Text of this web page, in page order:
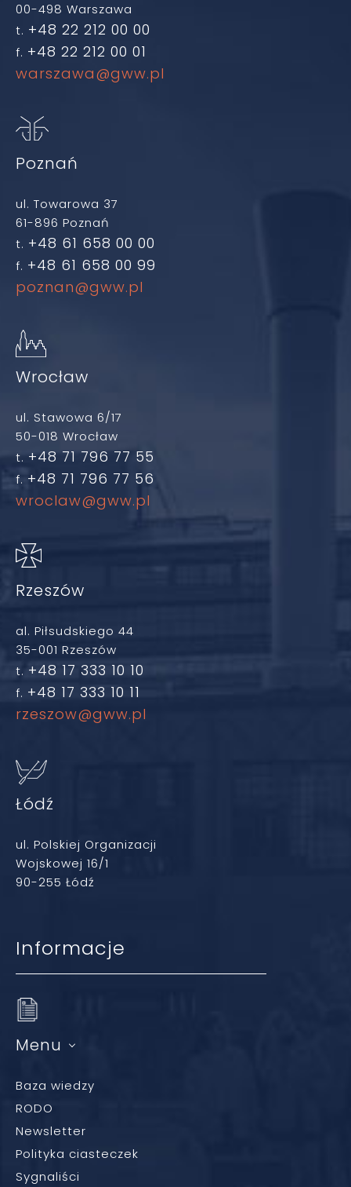
00-498 Warszawa
t. +48 22 212 00 00
f. +48 22 212 00 01
warszawa@gww.pl
Poznań
ul. Towarowa 37
61-896 Poznań
t. +48 61 658 00 00
f. +48 61 658 00 99
poznan@gww.pl
Wrocław
ul. Stawowa 6/17
50-018 Wrocław
t. +48 71 796 77 55
f. +48 71 796 77 56
wroclaw@gww.pl
Rzeszów
al. Piłsudskiego 44
35-001 Rzeszów
t. +48 17 333 10 10
f. +48 17 333 10 11
rzeszow@gww.pl
Łódź
ul. Polskiej Organizacji
Wojskowej 16/1
90-255 Łódź
Informacje
Menu
Baza wiedzy
RODO
Newsletter
Polityka ciasteczek
Sygnaliści